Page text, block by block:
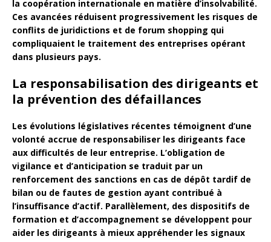
la coopération internationale en matière d’insolvabilité.
Ces avancées réduisent progressivement les risques de
conflits de juridictions et de forum shopping qui
compliquaient le traitement des entreprises opérant
dans plusieurs pays.
La responsabilisation des dirigeants et
la prévention des défaillances
Les évolutions législatives récentes témoignent d’une
volonté accrue de responsabiliser les dirigeants face
aux difficultés de leur entreprise. L’obligation de
vigilance et d’anticipation se traduit par un
renforcement des sanctions en cas de dépôt tardif de
bilan ou de fautes de gestion ayant contribué à
l’insuffisance d’actif. Parallèlement, des dispositifs de
formation et d’accompagnement se développent pour
aider les dirigeants à mieux appréhender les signaux